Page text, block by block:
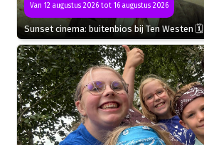
Van 12 augustus 2026 tot 16 augustus 2026
Sunset cinema: buitenbios bij Ten Westen 🗓